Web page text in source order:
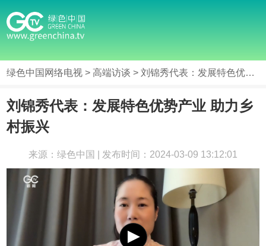
绿色中国网络电视 >高端访谈 > 刘锦秀代表：发展特色优势产业 助力乡村振兴
刘锦秀代表：发展特色优势产业 助力乡
村振兴
来源：绿色中国 | 发布时间：2024-03-09 13:12:01